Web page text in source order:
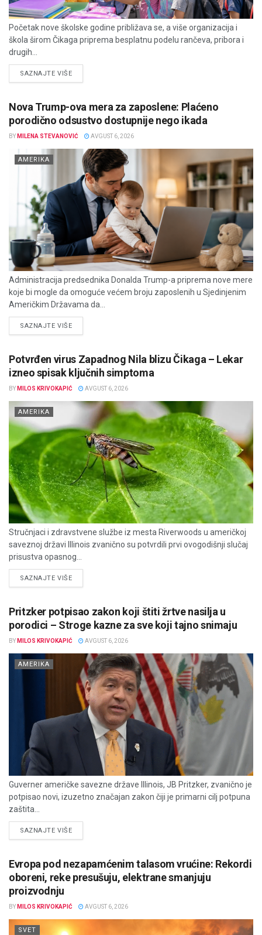
Početak nove školske godine približava se, a više organizacija i
škola širom Čikaga priprema besplatnu podelu rančeva, pribora i
drugih...
SAZNAJTE VIŠEDETAILS
Nova Trump-ova mera za zaposlene: Plaćeno
porodično odsustvo dostupnije nego ikada
BY MILENA STEVANOVIĆ AVGUST 6, 2026
AMERIKA
Administracija predsednika Donalda Trump-a priprema nove mere
koje bi mogle da omoguće većem broju zaposlenih u Sjedinjenim
Američkim Državama da...
SAZNAJTE VIŠEDETAILS
Potvrđen virus Zapadnog Nila blizu Čikaga – Lekar
izneo spisak ključnih simptoma
BY MILOS KRIVOKAPIĆ AVGUST 6, 2026
AMERIKA
Stručnjaci i zdravstvene službe iz mesta Riverwoods u američkoj
saveznoj državi Illinois zvanično su potvrdili prvi ovogodišnji slučaj
prisustva opasnog...
SAZNAJTE VIŠEDETAILS
Pritzker potpisao zakon koji štiti žrtve nasilja u
porodici – Stroge kazne za sve koji tajno snimaju
BY MILOS KRIVOKAPIĆ AVGUST 6, 2026
AMERIKA
Guverner američke savezne države Illinois, JB Pritzker, zvanično je
potpisao novi, izuzetno značajan zakon čiji je primarni cilj potpuna
zaštita...
SAZNAJTE VIŠEDETAILS
Evropa pod nezapamćenim talasom vrućine: Rekordi
oboreni, reke presušuju, elektrane smanjuju
proizvodnju
BY MILOS KRIVOKAPIĆ AVGUST 6, 2026
SVET